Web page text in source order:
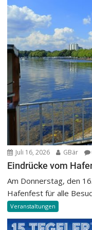
Juli 16, 2026 GBär
Eindrücke vom
Am Donnerstag, den
Hafenfest für alle
Veranstaltungen